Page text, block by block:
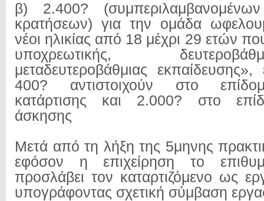
β) 2.400?
κρατήσεων) για την ομάδα
νέοι ηλικίας από 18 μέχρι 29 ετών
υποχρεωτικής,
μεταδευτεροβάθμιας
400? αντιστοιχούν στο
κατάρτισης και 2.000? στο
άσκησης
Μετά από τη λήξη της 5μηνης
εφόσον η επιχείρηση το
προσλάβει τον καταρτιζόμενο ως
υπογράφοντας σχετική σύμβαση